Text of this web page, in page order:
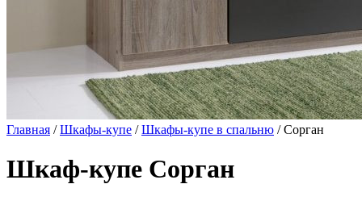
Главная /Шкафы-купе /Шкафы-купе в спальню / Сорган
Шкаф-купе Сорган